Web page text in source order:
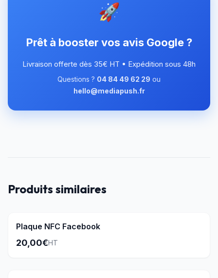
🚀
Prêt à booster vos avis Google ?
Livraison offerte dès 35€ HT • Expédition sous 48h
Questions ? 04 84 49 62 29 ou
hello@mediapush.fr
Produits similaires
Plaque NFC Facebook
20,00€HT